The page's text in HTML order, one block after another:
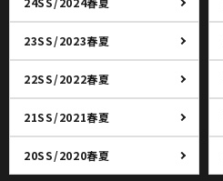
23SS/2023春夏
22SS/2022春夏
21SS/2021春夏
20SS/2020春夏